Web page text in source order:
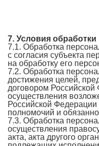
7. Условия
7.1. Обработка
с согласия субъекта
на обработку его
7.2. Обработка
достижения целей,
договором
осуществления
Российской
полномочий и
7.3. Обработка
осуществления
акта, акта другого